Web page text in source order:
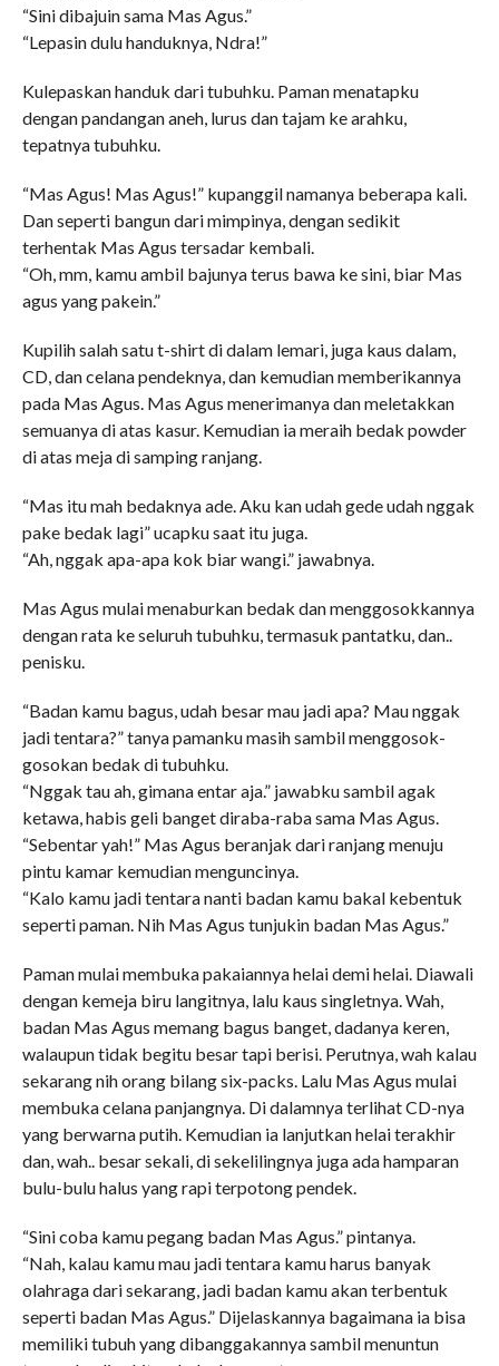
“Sini dibajuin sama Mas Agus.”
“Lepasin dulu handuknya, Ndra!”
Kulepaskan handuk dari tubuhku. Paman menatapku
dengan pandangan aneh, lurus dan tajam ke arahku,
tepatnya tubuhku.
“Mas Agus! Mas Agus!” kupanggil namanya beberapa kali.
Dan seperti bangun dari mimpinya, dengan sedikit
terhentak Mas Agus tersadar kembali.
“Oh, mm, kamu ambil bajunya terus bawa ke sini, biar Mas
agus yang pakein.”
Kupilih salah satu t-shirt di dalam lemari, juga kaus dalam,
CD, dan celana pendeknya, dan kemudian memberikannya
pada Mas Agus. Mas Agus menerimanya dan meletakkan
semuanya di atas kasur. Kemudian ia meraih bedak powder
di atas meja di samping ranjang.
“Mas itu mah bedaknya ade. Aku kan udah gede udah nggak
pake bedak lagi” ucapku saat itu juga.
“Ah, nggak apa-apa kok biar wangi.” jawabnya.
Mas Agus mulai menaburkan bedak dan menggosokkannya
dengan rata ke seluruh tubuhku, termasuk pantatku, dan..
penisku.
“Badan kamu bagus, udah besar mau jadi apa? Mau nggak
jadi tentara?” tanya pamanku masih sambil menggosok-
gosokan bedak di tubuhku.
“Nggak tau ah, gimana entar aja.” jawabku sambil agak
ketawa, habis geli banget diraba-raba sama Mas Agus.
“Sebentar yah!” Mas Agus beranjak dari ranjang menuju
pintu kamar kemudian menguncinya.
“Kalo kamu jadi tentara nanti badan kamu bakal kebentuk
seperti paman. Nih Mas Agus tunjukin badan Mas Agus.”
Paman mulai membuka pakaiannya helai demi helai. Diawali
dengan kemeja biru langitnya, lalu kaus singletnya. Wah,
badan Mas Agus memang bagus banget, dadanya keren,
walaupun tidak begitu besar tapi berisi. Perutnya, wah kalau
sekarang nih orang bilang six-packs. Lalu Mas Agus mulai
membuka celana panjangnya. Di dalamnya terlihat CD-nya
yang berwarna putih. Kemudian ia lanjutkan helai terakhir
dan, wah.. besar sekali, di sekelilingnya juga ada hamparan
bulu-bulu halus yang rapi terpotong pendek.
“Sini coba kamu pegang badan Mas Agus.” pintanya.
“Nah, kalau kamu mau jadi tentara kamu harus banyak
olahraga dari sekarang, jadi badan kamu akan terbentuk
seperti badan Mas Agus.” Dijelaskannya bagaimana ia bisa
memiliki tubuh yang dibanggakannya sambil menuntun